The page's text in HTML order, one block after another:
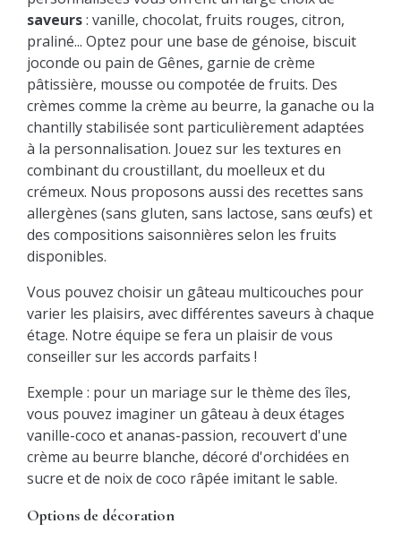
saveurs: vanille, chocolat, fruits rouges, citron,
praliné... Optez pour une base de génoise, biscuit
joconde ou pain de Gênes, garnie de crème
pâtissière, mousse ou compotée de fruits. Des
crèmes comme la crème au beurre, la ganache ou la
chantilly stabilisée sont particulièrement adaptées
à la personnalisation. Jouez sur les textures en
combinant du croustillant, du moelleux et du
crémeux. Nous proposons aussi des recettes sans
allergènes (sans gluten, sans lactose, sans œufs) et
des compositions saisonnières selon les fruits
disponibles.
Vous pouvez choisir un gâteau multicouches pour
varier les plaisirs, avec différentes saveurs à chaque
étage. Notre équipe se fera un plaisir de vous
conseiller sur les accords parfaits !
Exemple : pour un mariage sur le thème des îles,
vous pouvez imaginer un gâteau à deux étages
vanille-coco et ananas-passion, recouvert d'une
crème au beurre blanche, décoré d'orchidées en
sucre et de noix de coco râpée imitant le sable.
Options de décoration